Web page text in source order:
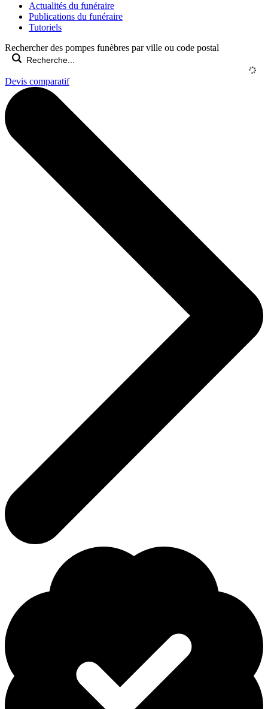
Actualités du funéraire
Publications du funéraire
Tutoriels
Rechercher des pompes funèbres par ville ou code postal
Devis comparatif